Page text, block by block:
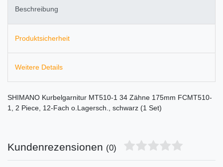
Beschreibung
Produktsicherheit
Weitere Details
SHIMANO Kurbelgarnitur MT510-1 34 Zähne 175mm FCMT510-
1, 2 Piece, 12-Fach o.Lagersch., schwarz (1 Set)
Kundenrezensionen (0)